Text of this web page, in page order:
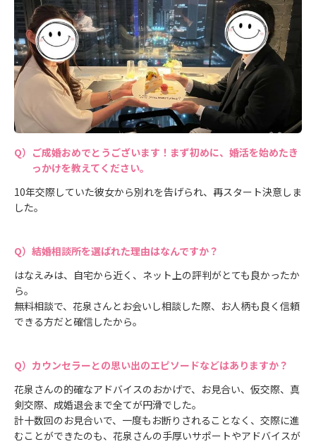
ご成婚おめでとうございます！まず初めに、婚活を始めたき
っかけを教えてください。
10年交際していた彼女から別れを告げられ、再スタート決意しま
した。
結婚相談所を選ばれた理由はなんですか？
はなえみは、自宅から近く、ネット上の評判がとても良かったか
ら。
無料相談で、花泉さんとお会いし相談した際、お人柄も良く信頼
できる方だと確信したから。
カウンセラーとの思い出のエピソードなどはありますか？
花泉さんの的確なアドバイスのおかげで、お見合い、仮交際、真
剣交際、成婚退会まで全てが円滑でした。
計十数回のお見合いで、一度もお断りされることなく、交際に進
むことができたのも、花泉さんの手厚いサポートやアドバイスが